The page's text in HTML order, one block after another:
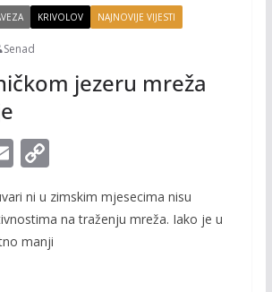
KRIVOLOV NAJNOVIJE VIJESTI
Senad
jezeru mreža
E
ai
l
C
p
y
ni u zimskim mjesecima nisu
na traženju mreža. Iako je u
manji